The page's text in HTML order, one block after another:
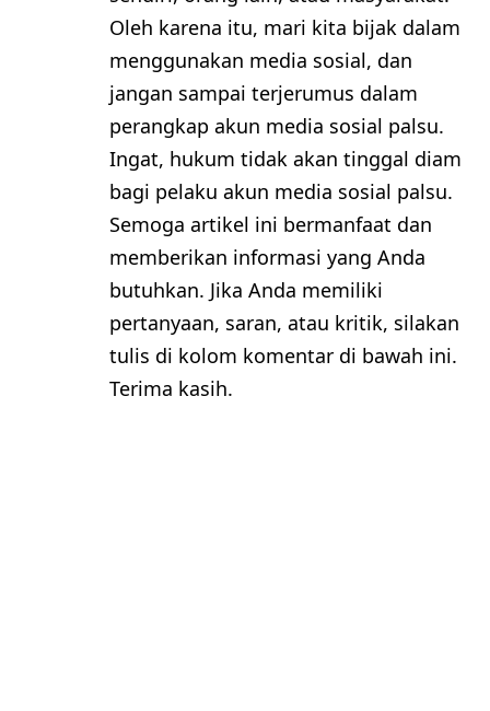
Oleh karena itu, mari kita bijak dalam
menggunakan media sosial, dan
jangan sampai terjerumus dalam
perangkap akun media sosial palsu.
Ingat, hukum tidak akan tinggal diam
bagi pelaku akun media sosial palsu.
Semoga artikel ini bermanfaat dan
memberikan informasi yang Anda
butuhkan. Jika Anda memiliki
pertanyaan, saran, atau kritik, silakan
tulis di kolom komentar di bawah ini.
Terima kasih.